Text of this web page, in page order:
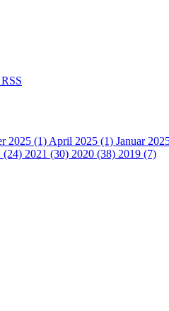
RSS
2025 (1) April 2025 (1) Januar
(24) 2021 (30) 2020 (38) 2019 (7)